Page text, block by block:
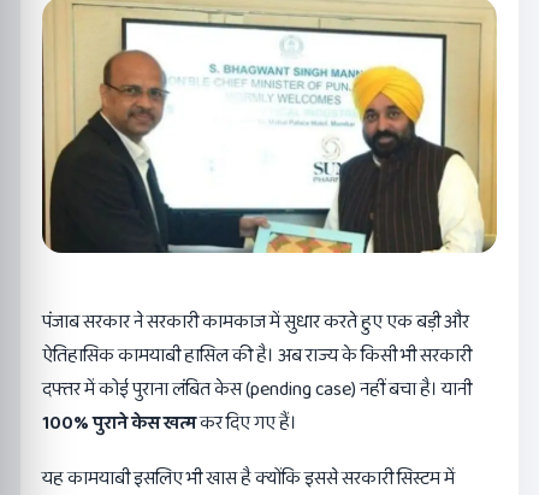
पंजाब सरकार ने सरकारी कामकाज में सुधार करते हुए एक बड़ी और
ऐतिहासिक कामयाबी हासिल की है। अब राज्य के किसी भी सरकारी
दफ्तर में कोई पुराना लंबित केस (pending case) नहीं बचा है। यानी
100%पुराने केस खत्मकर दिए गए हैं।
यह कामयाबी इसलिए भी खास है क्योंकि इससे सरकारी सिस्टम में